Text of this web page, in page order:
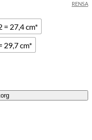
= 27,4 cm*
29,7 cm*
RENSA